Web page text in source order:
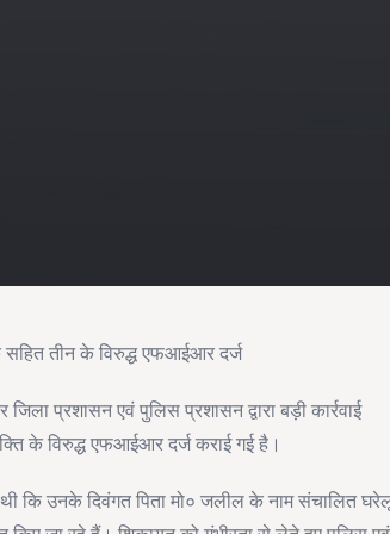
सहित तीन के विरुद्ध एफआईआर दर्ज
प्रशासन एवं पुलिस प्रशासन द्वारा बड़ी कार्रवाई
के विरुद्ध एफआईआर दर्ज कराई गई है।
थी कि उनके दिवंगत पिता मो० जलील के नाम संचालित